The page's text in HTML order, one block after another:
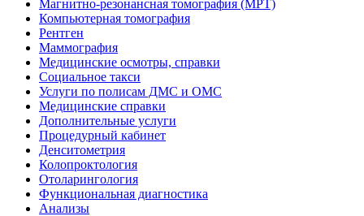
Магнитно-резонансная томография (МРТ)
Компьютерная томография
Рентген
Маммография
Медицинские осмотры, справки
Социальное такси
Услуги по полисам ДМС и ОМС
Медицинские справки
Дополнительные услуги
Процедурный кабинет
Денситометрия
Колопроктология
Отоларингология
Функциональная диагностика
Анализы